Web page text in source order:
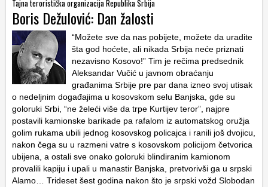
Tajna teroristička organizacija Republika Srbija
Boris Dežulović: Dan žalosti
“Možete sve da nas pobijete, možete da uradite
šta god hoćete, ali nikada Srbija neće priznati
nezavisno Kosovo!” Tim je rečima predsednik
Aleksandar Vučić u javnom obraćanju
građanima Srbije pre par dana izneo svoj utisak
o nedeljnim događajima u kosovskom selu Banjska, gde su
goloruki Srbi, “ne želeći više da trpe Kurtijev teror”, najpre
postavili kamionske barikade pa rafalom iz automatskog oružja
golim rukama ubili jednog kosovskog policajca i ranili još dvojicu,
nakon čega su u razmeni vatre s kosovskom policijom četvorica
ubijena, a ostali sve onako goloruki blindiranim kamionom
provalili kapiju i upali u manastir Banjska, pretvorivši ga u srpski
Alamo… Trideset šest godina nakon što je srpski vožd Slobodan